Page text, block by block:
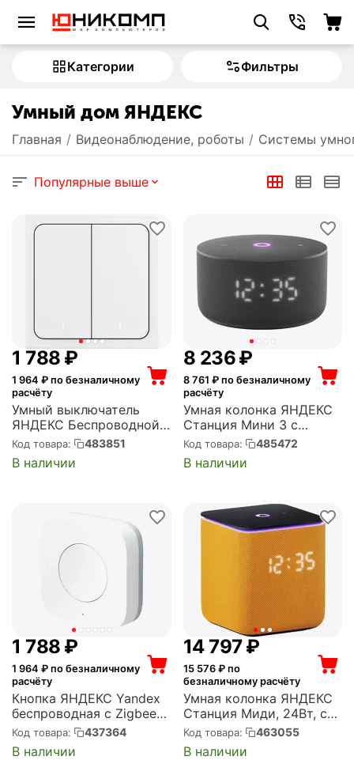
Категории Фильтры
Умный дом ЯНДЕКС
Главная / Видеонаблюдение, роботы / Системы
Популярные выше
1 788 ₽
1 964 ₽ по безналичному
расчёту
Умный выключатель
ЯНДЕКС Беспроводной ,
2 клавиши, Zigbee
(YNDX-00535)
Код товара: 483851
В наличии
8 236₽
8 761 ₽ по безналичному
расчёту
Умная колонка ЯНДЕКС
Станция Мини 3 с
Алисой на YandexGPT,
черный (12Вт) (YNDX-
00027BLK)
Код товара: 485472
В наличии
1 788 ₽
1 964 ₽ по безналичному
расчёту
Кнопка ЯНДЕКС Yandex
беспроводная с Zigbee
(YNDX-00524)
Код товара: 437364
В наличии
14 797₽
15 576₽ по
безналичному расчёту
Умная колонка ЯНДЕКС
Станция Миди, 24Вт, с
Алисой, оранжевый
(YNDX-00054ORG)
Код товара: 463055
В наличии